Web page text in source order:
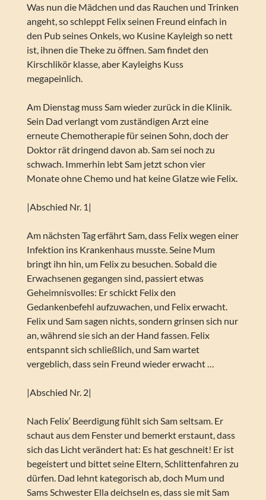
Was nun die Mädchen und das Rauchen und Trinken
angeht, so schleppt Felix seinen Freund einfach in
den Pub seines Onkels, wo Kusine Kayleigh so nett
ist, ihnen die Theke zu öffnen. Sam findet den
Kirschlikör klasse, aber Kayleighs Kuss
megapeinlich.
Am Dienstag muss Sam wieder zurück in die Klinik.
Sein Dad verlangt vom zuständigen Arzt eine
erneute Chemotherapie für seinen Sohn, doch der
Doktor rät dringend davon ab. Sam sei noch zu
schwach. Immerhin lebt Sam jetzt schon vier
Monate ohne Chemo und hat keine Glatze wie Felix.
|Abschied Nr. 1|
Am nächsten Tag erfährt Sam, dass Felix wegen einer
Infektion ins Krankenhaus musste. Seine Mum
bringt ihn hin, um Felix zu besuchen. Sobald die
Erwachsenen gegangen sind, passiert etwas
Geheimnisvolles: Er schickt Felix den
Gedankenbefehl aufzuwachen, und Felix erwacht.
Felix und Sam sagen nichts, sondern grinsen sich nur
an, während sie sich an der Hand fassen. Felix
entspannt sich schließlich, und Sam wartet
vergeblich, dass sein Freund wieder erwacht …
|Abschied Nr. 2|
Nach Felix‘ Beerdigung fühlt sich Sam seltsam. Er
schaut aus dem Fenster und bemerkt erstaunt, dass
sich das Licht verändert hat: Es hat geschneit! Er ist
begeistert und bittet seine Eltern, Schlittenfahren zu
dürfen. Dad lehnt kategorisch ab, doch Mum und
Sams Schwester Ella deichseln es, dass sie mit Sam